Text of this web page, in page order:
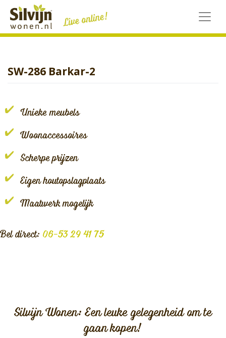
Skip
content
SW-286 Barkar-2
Unieke meubels
Woonaccessoires
Scherpe prijzen
Eigen houtopslagplaats
Maatwerk mogelijk
Bel direct: 06-53 29 41 75
Silvijn Wonen: Een leuke gelegenheid om te
gaan kopen!